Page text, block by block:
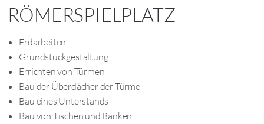
RÖMERSPIELPLATZ
Erdarbeiten
Grundstückgestaltung
Errichten von Türmen
Bau der Überdächer der Türme
Bau eines Unterstands
Bau von Tischen und Bänken